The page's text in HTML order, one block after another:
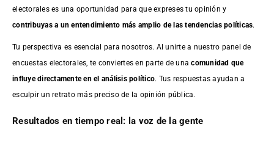
electorales es una oportunidad para que expreses tu opinión y
contribuyas a un entendimiento más amplio de las tendencias políticas.
Tu perspectiva es esencial para nosotros. Al unirte a nuestro panel de
encuestas electorales, te conviertes en parte de unacomunidad que
influye directamente en el análisis político. Tus respuestas ayudan a
esculpir un retrato más preciso de la opinión pública.
Resultados en tiempo real: la voz de la gente